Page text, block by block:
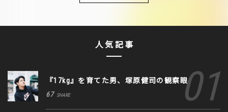
人気記事
『17kg』を育てた男、塚原健司の観察眼
67 SHARE